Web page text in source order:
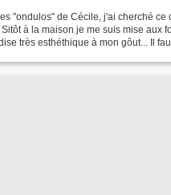
"ondulos" de Cécile, j'ai cherché ce
à la maison je me suis mise aux
très esthéthique à mon gôut... Il